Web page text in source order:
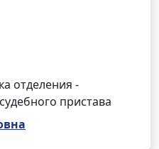
отделения -
пристава